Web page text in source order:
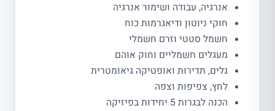
אנרגיה, עבודה ושימור אנרגיה
חוקי ניוטון ודיאגרמות כוח
חשמל סטטי וזרם חשמלי
מעגלים חשמליים וחוק אוהם
גלים, תדירות ואופטיקה גיאומטרית
לחץ, צפיפות וצפה
הכנה לבגרות 5 יחידות בפיזיקה